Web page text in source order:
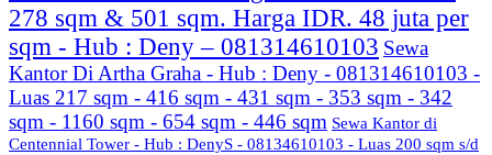
278 sqm & 501 sqm. Harga IDR. 48 juta per
sqm - Hub : Deny – 081314610103 Sewa
Kantor Di Artha Graha - Hub : Deny - 081314610103 -
Luas 217 sqm - 416 sqm - 431 sqm - 353 sqm - 342
sqm - 1160 sqm - 654 sqm - 446 sqm Sewa Kantor di
Centennial Tower - Hub : DenyS - 08134610103 - Luas 200 sqm s/d